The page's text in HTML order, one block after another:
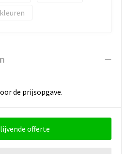
de prijsopgave.
offerte